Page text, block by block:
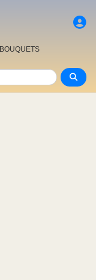
BOUQUETS